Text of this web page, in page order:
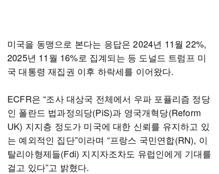
미국을 동맹으로 본다는 응답은 2024년 11월 22%,
2025년 11월 16%로 집계되는 등 도널드 트럼프 미
국 대통령 재집권 이후 하락세를 이어왔다.
ECFR은 “조사 대상국 전체에서 우파 포퓰리즘 정당
인 폴란드 법과정의당(PiS)과 영국개혁당(Reform
UK) 지지층 정도가 미국에 대한 신뢰를 유지하고 있
는 예외적인 집단”이라며 “프랑스 국민연합(RN), 이
탈리아형제들(Fdi) 지지자조차도 유럽인에게 기대를
걸고 있다”고 밝혔다.